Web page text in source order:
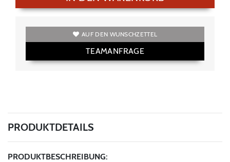
AUF DEN WUNSCHZETTEL
TEAMANFRAGE
PRODUKTDETAILS
PRODUKTBESCHREIBUNG: